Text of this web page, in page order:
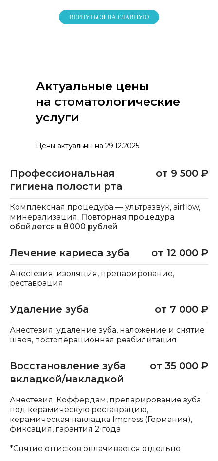
ВЕРНУТЬСЯ НА ГЛАВНУЮ
Актуальные цены
на стоматологические
услуги
Цены актуальны на 29.12.2025
Профессиональная
гигиена полости рта
от 9 500 ₽
Комплексная процедура — ультразвук, airflow,
минерализация. Повторная процедура
обойдется в 8 000 рублей
Лечение кариеса зуба от 12 000 ₽
Анестезия, изоляция, препарирование,
реставрация
Удаление зуба от 7 000 ₽
Анестезия, удаление зуба, наложение и снятие
швов, постоперационная реабилитация
Восстановление зуба
вкладкой/накладкой
от 35 000 ₽
Анестезия, Коффердам, препарирование зуба
под керамическую реставрацию,
керамическая накладка Impress (Германия),
фиксация, гарантия 2 года
*Снятие оттисков оплачивается отдельно